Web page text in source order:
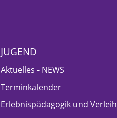
JUGEND
Aktuelles - NEWS
Terminkalender
Erlebnispädagogik und Verleih